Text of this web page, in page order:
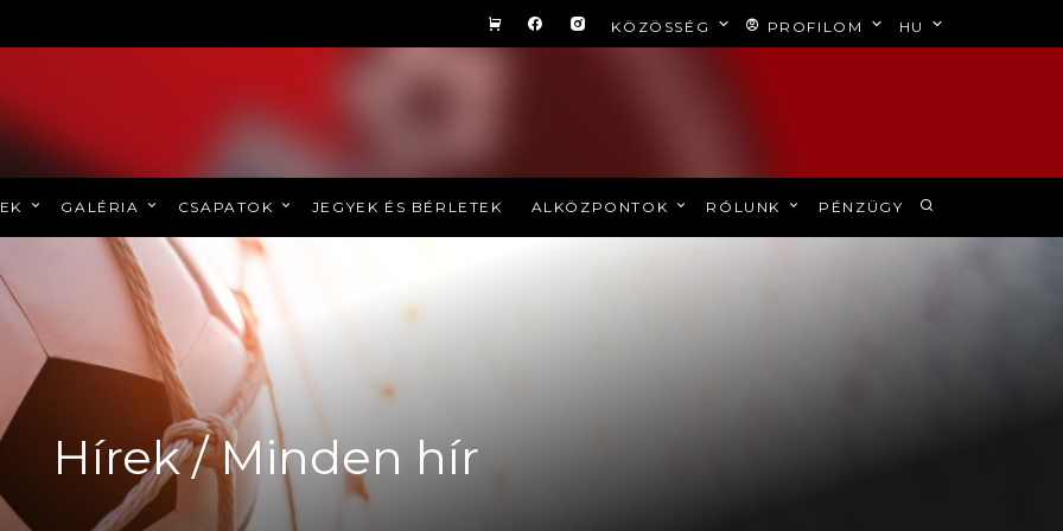
KÖZÖSSÉG PROFILOM HU
GALÉRIA CSAPATOK JEGYEK ÉS BÉRLETEK ALKÖZPONTOK RÓLUNK PÉNZÜGY
Hírek / Minden hír